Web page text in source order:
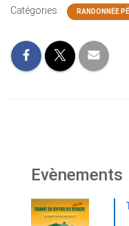
orientation Une bonne
Catégories : RANDONNÉE
Evènements